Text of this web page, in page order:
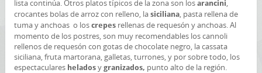
lista continúa. Otros platos típicos de la zona son los arancini,
crocantes bolas de arroz con relleno, la siciliana, pasta rellena de
tuma y anchoas o los crepes rellenas de requesón y anchoas. Al
momento de los postres, son muy recomendables los cannoli
rellenos de requesón con gotas de chocolate negro, la cassata
siciliana, fruta martorana, galletas, turrones, y por sobre todo, los
espectaculares helados y granizados, punto alto de la región.